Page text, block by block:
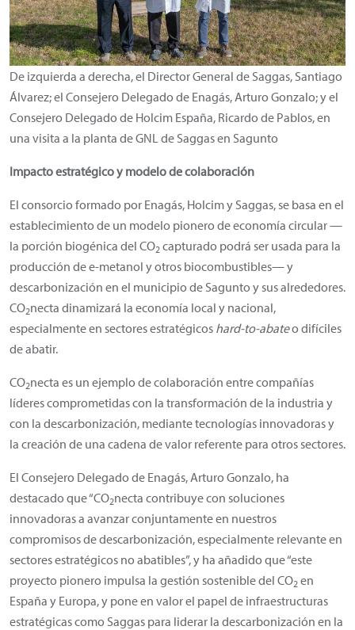
De izquierda a derecha, el Director General de Saggas, Santiago
Álvarez; el Consejero Delegado de Enagás, Arturo Gonzalo; y el
Consejero Delegado de Holcim España, Ricardo de Pablos, en
una visita a la planta de GNL de Saggas en Sagunto
Impacto estratégico y modelo de colaboración
El consorcio formado por Enagás, Holcim y Saggas, se basa en el
establecimiento de un modelo pionero de economía circular —
la porción biogénica del CO2 capturado podrá ser usada para la
producción de e-metanol y otros biocombustibles— y
descarbonización en el municipio de Sagunto y sus alrededores.
CO2necta dinamizará la economía local y nacional,
especialmente en sectores estratégicos hard-to-abateo difíciles
de abatir.
CO2necta es un ejemplo de colaboración entre compañías
líderes comprometidas con la transformación de la industria y
con la descarbonización, mediante tecnologías innovadoras y
la creación de una cadena de valor referente para otros sectores.
El Consejero Delegado de Enagás, Arturo Gonzalo, ha
destacado que “CO2necta contribuye con soluciones
innovadoras a avanzar conjuntamente en nuestros
compromisos de descarbonización, especialmente relevante en
sectores estratégicos no abatibles”, y ha añadido que “este
proyecto pionero impulsa la gestión sostenible del CO2 en
España y Europa, y pone en valor el papel de infraestructuras
estratégicas como Saggas para liderar la descarbonización en la